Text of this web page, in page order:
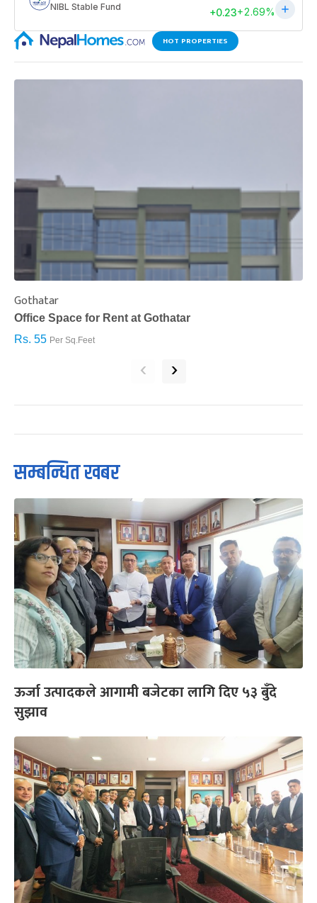
HOT PROPERTIES
Gothatar
Office Space for Rent at Gothatar
Rs. 55 Per Sq.Feet
‹ ›
सम्बन्धित खबर
ऊर्जा उत्पादकले आगामी बजेटका लागि दिए ५३ बुँदे
सुझाव